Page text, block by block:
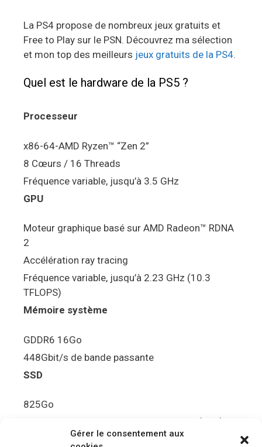
Gérer le consentement aux
La PS4 propose de nombreux jeux gratuits et
Free to Play sur le PSN. Découvrez ma sélection
et mon top des meilleurs jeux gratuits de la PS4.
Quel est le hardware de la PS5 ?
Processeur
x86-64-AMD Ryzen™ “Zen 2”
8 Cœurs / 16 Threads
Fréquence variable, jusqu’à 3.5 GHz
GPU
Moteur graphique basé sur AMD Radeon™ RDNA
2
Accélération ray tracing
Fréquence variable, jusqu’à 2.23 GHz (10.3
TFLOPS)
Mémoire système
GDDR6 16Go
448Gbit/s de bande passante
SSD
825Go
5.5Gbit/s de bande passante en lecture (Brut)
Disque de jeu PS5